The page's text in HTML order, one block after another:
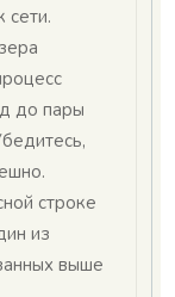
сети.
до пары
строке
из
выше